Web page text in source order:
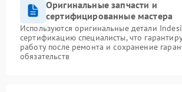
Оригинальные запчасти и
сертифицированные мастера
Используются оригинальные детали
сертификацию специалисты, что
работу после ремонта и сохранение
обязательств